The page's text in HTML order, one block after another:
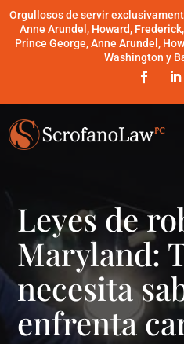
Orgullosos de servir
Anne Arundel, Howard,
Prince George, Anne Arundel,
Washington y
Leyes de
Maryland:
necesita
enfrenta